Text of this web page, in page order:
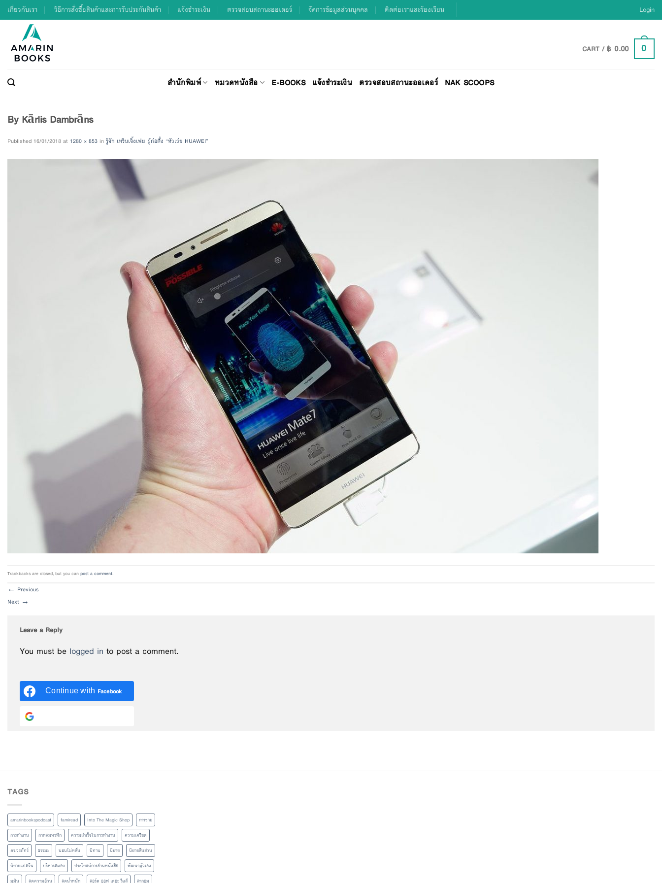
Skip
to
เกี่ยวกับเรา วิธีการสั่งซื้อสินค้าและการรับประกันสินค้า แจ้งชำระเงิน ตรวจสอบสถานะออเดอร์ จัดการข้อมูลส่วนบุคคล ติดต่อเราและร้องเรียน Login
CART /฿ 0.00 0
สำนักพิมพ์ หมวดหนังสือ E-BOOKS แจ้งชำระเงิน ตรวจสอบสถานะออเดอร์ NAK SCOOPS
By Kārlis Dambrāns
Published 16/01/2018 at 1280 × 853 in รู้จัก เหรินเจิ้งเฟย ผู้ก่อตั้ง “หัวเว่ย HUAWEI”
Trackbacks are closed, but you canpost a comment.
← Previous
Next →
Leave a Reply
You must be logged in to post a comment.
Continue with Facebook
TAGS
amarinbookspodcast famiread Into The Magic Shop
การขาย
การทำงาน
กาหลมหรทึก ความสำเร็จในการทำงาน
ความเครียด
ดร.วรภัทร์
ธรรมะ นอนไม่หลับ นิทาน นิยาย
นิยายสืบสวน
นิยายแปลจีน
บริหารสมอง ประโยชน์การอ่านหนังสือ
พัฒนาตัวเอง
มูมิน
ลดความอ้วน ลดน้ำหนัก ลอร์ด ออฟ เดอะ ริงส์
ลากอม